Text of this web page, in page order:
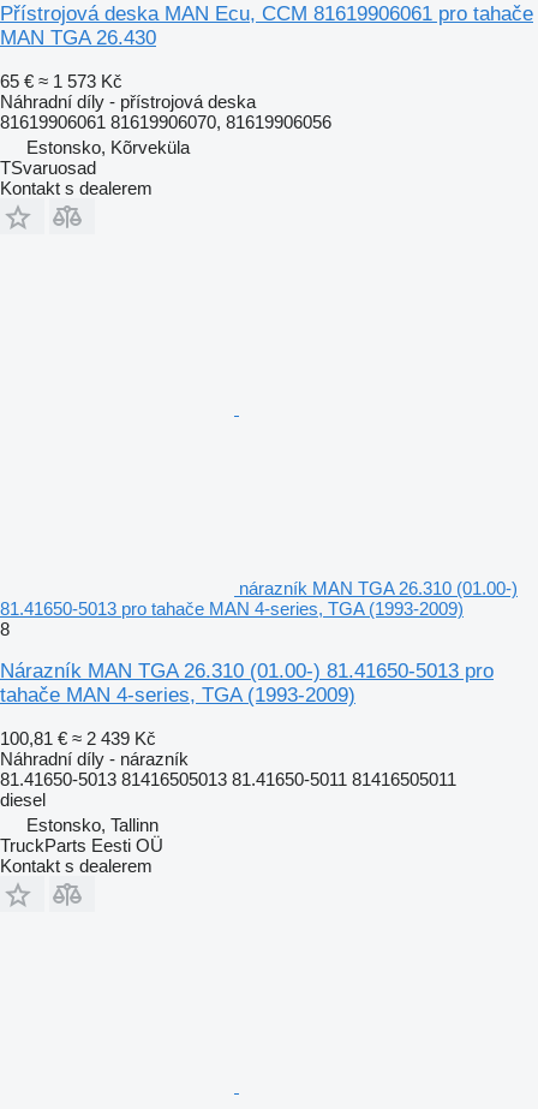
Přístrojová deska MAN Ecu, CCM 81619906061 pro tahače
MAN TGA 26.430
65 € ≈ 1 573 Kč
Náhradní díly - přístrojová deska
81619906061 81619906070, 81619906056
Estonsko, Kõrveküla
TSvaruosad
Kontakt s dealerem
nárazník MAN TGA 26.310 (01.00-)
81.41650-5013 pro tahače MAN 4-series, TGA (1993-2009)
8
Nárazník MAN TGA 26.310 (01.00-) 81.41650-5013 pro
tahače MAN 4-series, TGA (1993-2009)
100,81 € ≈ 2 439 Kč
Náhradní díly - nárazník
81.41650-5013 81416505013 81.41650-5011 81416505011
diesel
Estonsko, Tallinn
TruckParts Eesti OÜ
Kontakt s dealerem